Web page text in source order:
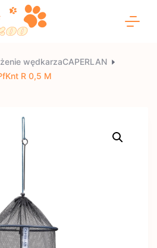
wędkarzaCAPERLAN
R 0,5 M